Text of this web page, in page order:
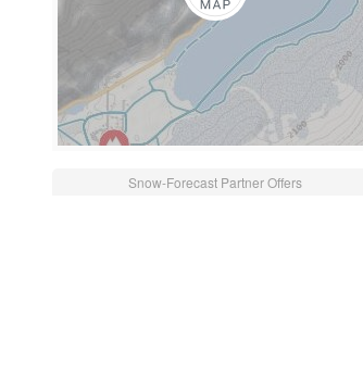
Snow-Forecast Partner Offers